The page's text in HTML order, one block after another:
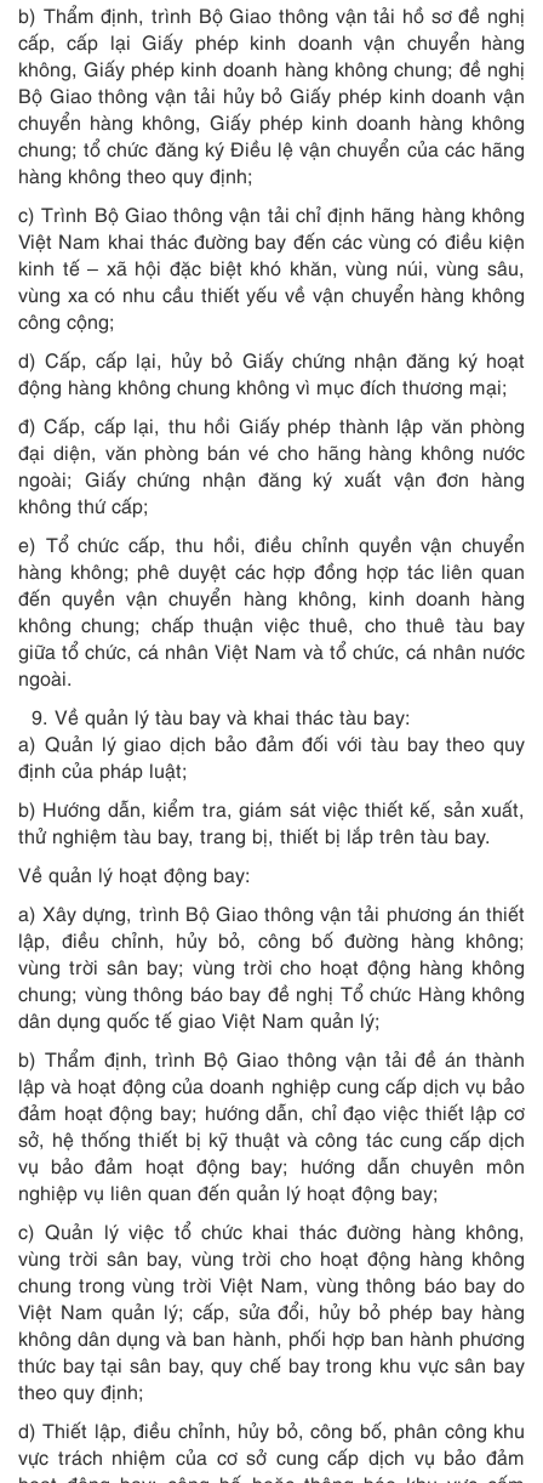
b) Thẩm định, trình Bộ Giao thông vận tải hồ sơ đề nghị
cấp, cấp lại Giấy phép kinh doanh vận chuyển hàng
không, Giấy phép kinh doanh hàng không chung; đề nghị
Bộ Giao thông vận tải hủy bỏ Giấy phép kinh doanh vận
chuyển hàng không, Giấy phép kinh doanh hàng không
chung; tổ chức đăng ký Điều lệ vận chuyển của các hãng
hàng không theo quy định;
c) Trình Bộ Giao thông vận tải chỉ định hãng hàng không
Việt Nam khai thác đường bay đến các vùng có điều kiện
kinh tế – xã hội đặc biệt khó khăn, vùng núi, vùng sâu,
vùng xa có nhu cầu thiết yếu về vận chuyển hàng không
công cộng;
d) Cấp, cấp lại, hủy bỏ Giấy chứng nhận đăng ký hoạt
động hàng không chung không vì mục đích thương mại;
đ) Cấp, cấp lại, thu hồi Giấy phép thành lập văn phòng
đại diện, văn phòng bán vé cho hãng hàng không nước
ngoài; Giấy chứng nhận đăng ký xuất vận đơn hàng
không thứ cấp;
e) Tổ chức cấp, thu hồi, điều chỉnh quyền vận chuyển
hàng không; phê duyệt các hợp đồng hợp tác liên quan
đến quyền vận chuyển hàng không, kinh doanh hàng
không chung; chấp thuận việc thuê, cho thuê tàu bay
giữa tổ chức, cá nhân Việt Nam và tổ chức, cá nhân nước
ngoài.
Về quản lý tàu bay và khai thác tàu bay:
a) Quản lý giao dịch bảo đảm đối với tàu bay theo quy
định của pháp luật;
b) Hướng dẫn, kiểm tra, giám sát việc thiết kế, sản xuất,
thử nghiệm tàu bay, trang bị, thiết bị lắp trên tàu bay.
Về quản lý hoạt động bay:
a) Xây dựng, trình Bộ Giao thông vận tải phương án thiết
lập, điều chỉnh, hủy bỏ, công bố đường hàng không;
vùng trời sân bay; vùng trời cho hoạt động hàng không
chung; vùng thông báo bay đề nghị Tổ chức Hàng không
dân dụng quốc tế giao Việt Nam quản lý;
b) Thẩm định, trình Bộ Giao thông vận tải đề án thành
lập và hoạt động của doanh nghiệp cung cấp dịch vụ bảo
đảm hoạt động bay; hướng dẫn, chỉ đạo việc thiết lập cơ
sở, hệ thống thiết bị kỹ thuật và công tác cung cấp dịch
vụ bảo đảm hoạt động bay; hướng dẫn chuyên môn
nghiệp vụ liên quan đến quản lý hoạt động bay;
c) Quản lý việc tổ chức khai thác đường hàng không,
vùng trời sân bay, vùng trời cho hoạt động hàng không
chung trong vùng trời Việt Nam, vùng thông báo bay do
Việt Nam quản lý; cấp, sửa đổi, hủy bỏ phép bay hàng
không dân dụng và ban hành, phối hợp ban hành phương
thức bay tại sân bay, quy chế bay trong khu vực sân bay
theo quy định;
d) Thiết lập, điều chỉnh, hủy bỏ, công bố, phân công khu
vực trách nhiệm của cơ sở cung cấp dịch vụ bảo đảm